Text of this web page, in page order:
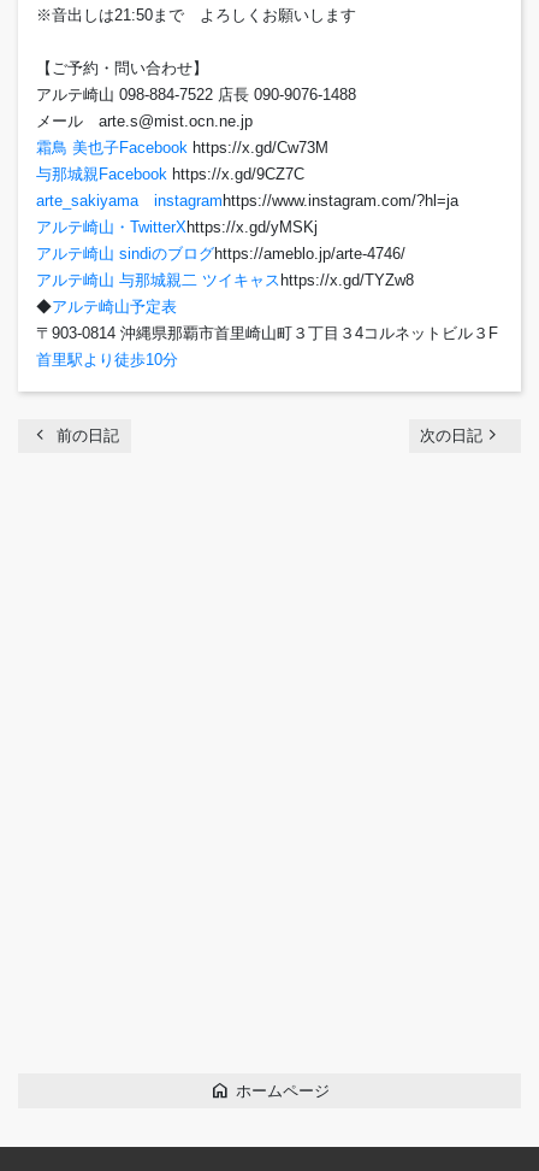
※音出しは21:50まで よろしくお願いします
【ご予約・問い合わせ】
アルテ崎山 098-884-7522 店長 090-9076-1488
メール arte.s@mist.ocn.ne.jp
霜鳥 美也子Facebook https://x.gd/Cw73M
与那城親Facebook https://x.gd/9CZ7C
arte_sakiyama instagram https://www.instagram.com/?hl=ja
アルテ崎山・TwitterXhttps://x.gd/yMSKj
アルテ崎山 sindiのブログhttps://ameblo.jp/arte-4746/
アルテ崎山 与那城親二 ツイキャス https://x.gd/TYZw8
◆アルテ崎山予定表
〒903-0814 沖縄県那覇市首里崎山町３丁目３4コルネットビル３F
首里駅より徒歩10分
chevron_left 前の日記 次の日記 navigate_next
home ホームページ